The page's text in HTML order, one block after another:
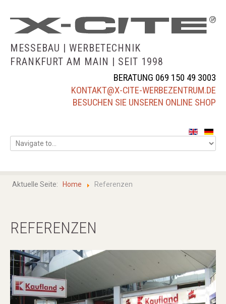
MESSEBAU | WERBETECHNIK
FRANKFURT AM MAIN | SEIT 1998
BERATUNG 069 150 49 3003
KONTAKT@X-CITE-WERBEZENTRUM.DE
BESUCHEN SIE UNSEREN ONLINE SHOP
home
über uns
referenzen
kontakt
Aktuelle Seite: Home Referenzen
REFERENZEN